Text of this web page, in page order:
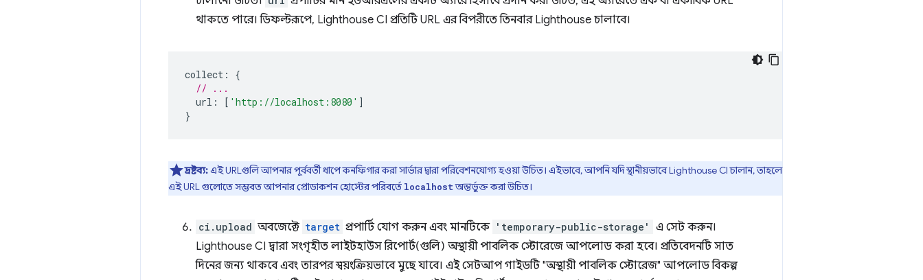
থাকতে পারে। ডিফল্টরূপে, Lighthouse CI প্রতিটি URL এর বিপরীতে তিনবার Lighthouse চালাবে।
collect :
{
// ...
url : [ 'http://localhost:8080' ]
}
দ্রষ্টব্য:এই URLগুলি আপনার পূর্ববর্তী ধাপে কনফিগার করা সার্ভার দ্বারা পরিবেশনযোগ্য হওয়া উচিত। এইভাবে, আপনি যদি স্থানীয়ভাবে Lighthouse CI চালান, তাহলে
এই URL গুলোতে সম্ভবত আপনার প্রোডাকশন হোস্টের পরিবর্তে localhostঅন্তর্ভুক্ত করা উচিত।
ci.upload অবজেক্টে target প্রপার্টি যোগ করুন এবং মানটিকে 'temporary-public-storage'
এ সেট করুন।
Lighthouse CI দ্বারা সংগৃহীত লাইটহাউস রিপোর্ট(গুলি) অস্থায়ী পাবলিক স্টোরেজে আপলোড করা হবে। প্রতিবেদনটি সাত
দিনের জন্য থাকবে এবং তারপর স্বয়ংক্রিয়ভাবে মুছে যাবে। এই সেটআপ গাইডটি "অস্থায়ী পাবলিক স্টোরেজ" আপলোড বিকল্প